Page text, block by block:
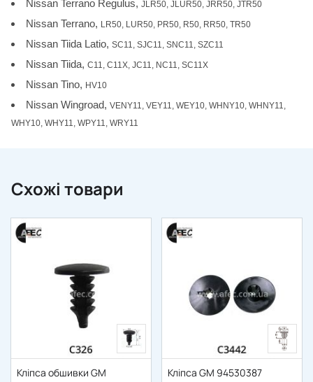
Nissan Terrano Regulus, JLR50, JLUR50, JRR50, JTR50
Nissan Terrano, LR50, LUR50, PR50, R50, RR50, TR50
Nissan Tiida Latio, SC11, SJC11, SNC11, SZC11
Nissan Tiida, C11, C11X, JC11, NC11, SC11X
Nissan Tino, HV10
Nissan Wingroad, VENY11, VEY11, WEY10, WHNY10, WHNY11,
WHY10, WHY11, WPY11, WRY11
Схожі товари
Кліпса обшивки GM
Кліпса GM 94530387